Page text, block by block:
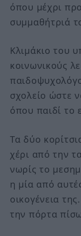
όπου μέχρι
συμμαθήτριά
Κλιμάκιο του
κοινωνικούς
σχολείο ώστε
όπου παιδί το
Τα δύο
χέρι από την
νωρίς το
η μία από
οικογένεια
την πόρτα